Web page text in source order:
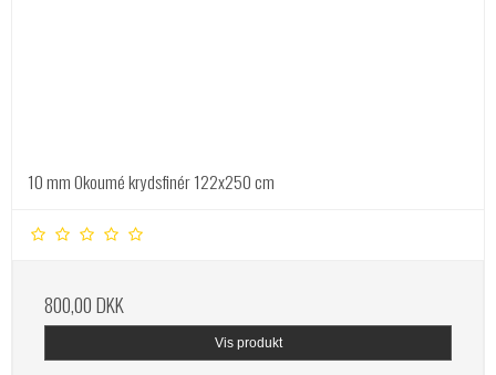
10 mm Okoumé krydsfinér 122x250 cm
800,00 DKK
Vis produkt